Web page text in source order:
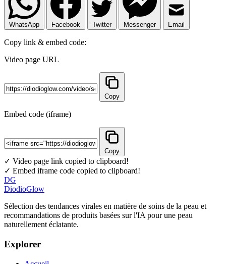
WhatsApp Facebook Twitter Messenger Email
Copy link & embed code:
Video page URL
Copy
Embed code (iframe)
Copy
✓ Video page link copied to clipboard!
✓ Embed iframe code copied to clipboard!
DG
DiodioGlow
Sélection des tendances virales en matière de soins de la peau et
recommandations de produits basées sur l'IA pour une peau
naturellement éclatante.
Explorer